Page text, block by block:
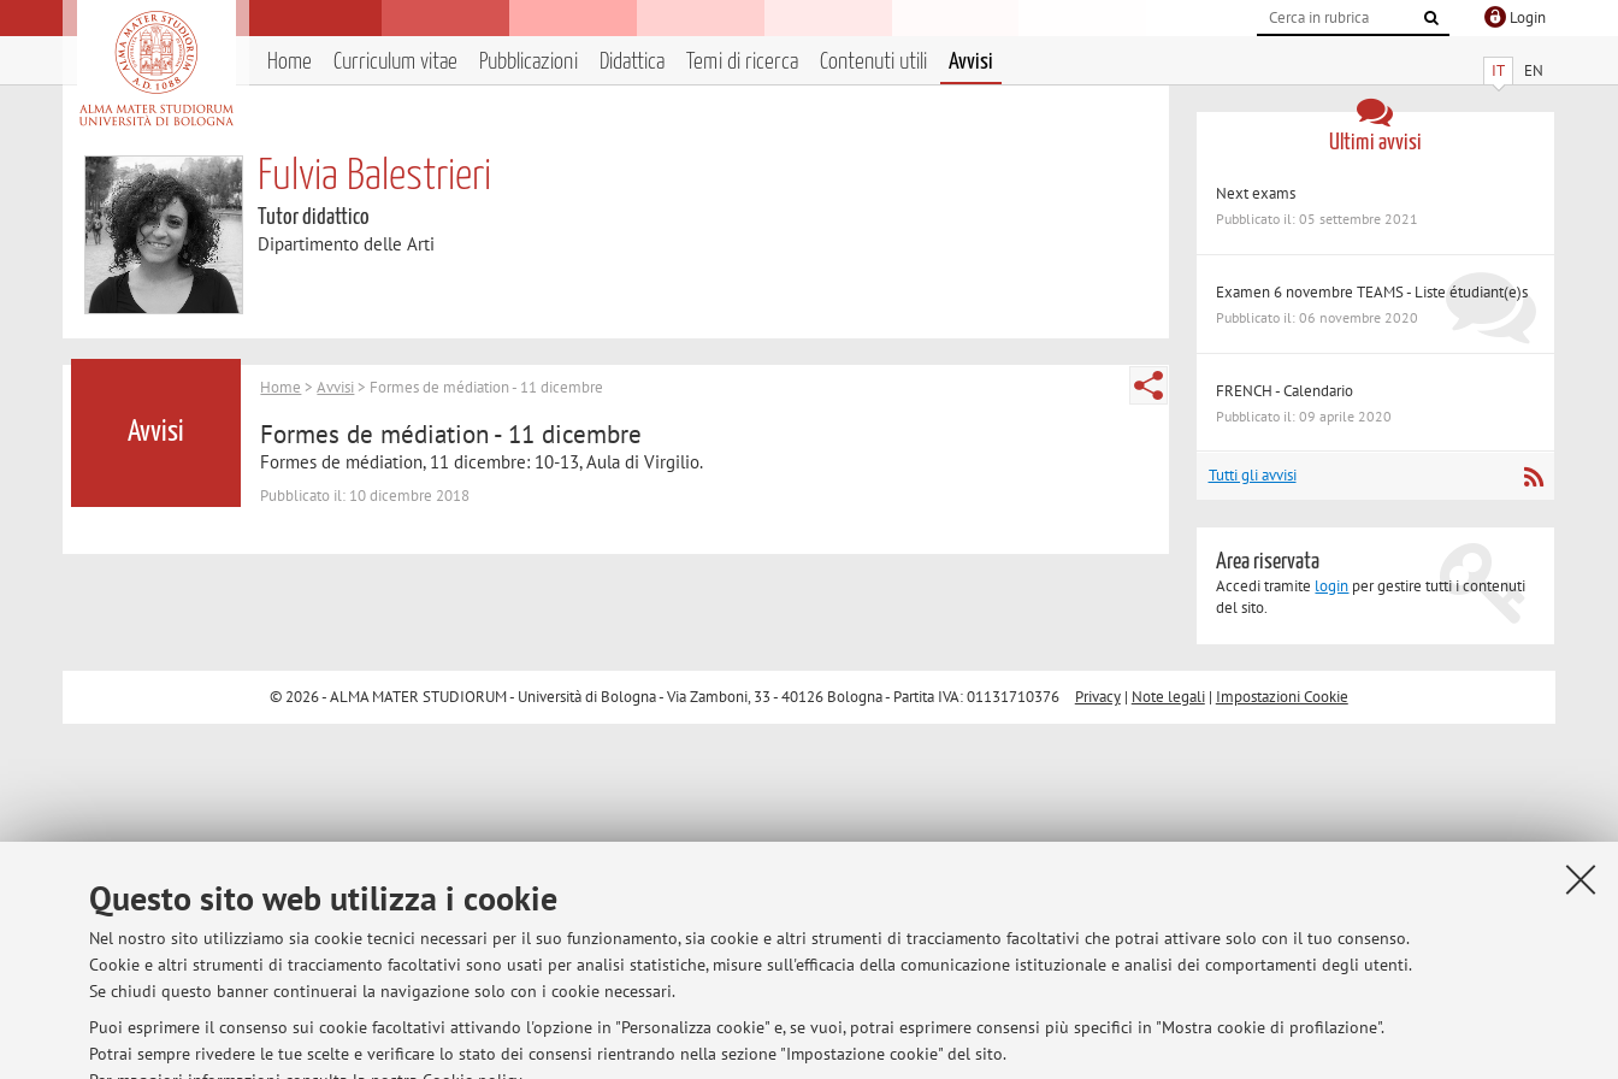
Questo sito web utilizza i cookie
Nel nostro sito utilizziamo sia cookie tecnici necessari per il suo funzionamento, sia cookie e altri strumenti di tracciamento facoltativi che potrai attivare solo con il tuo consenso.
Cookie e altri strumenti di tracciamento facoltativi sono usati per analisi statistiche, misure sull'efficacia della comunicazione istituzionale e analisi dei comportamenti degli utenti.
Se chiudi questo banner continuerai la navigazione solo con i cookie necessari.
Puoi esprimere il consenso sui cookie facoltativi attivando l'opzione in "Personalizza cookie" e, se vuoi, potrai esprimere consensi più specifici in "Mostra cookie di profilazione".
Potrai sempre rivedere le tue scelte e verificare lo stato dei consensi rientrando nella sezione "Impostazione cookie" del sito.
Login
IT EN
Home Curriculum vitae Pubblicazioni Didattica Temi di ricerca Contenuti utili Avvisi
Fulvia Balestrieri
Tutor didattico
Dipartimento delle Arti
Avvisi
Home >Avvisi > Formes de médiation - 11 dicembre
Formes de médiation - 11 dicembre
Formes de médiation, 11 dicembre: 10-13, Aula di Virgilio.
Pubblicato il: 10 dicembre 2018
Ultimi avvisi
Next exams
Pubblicato il: 05 settembre 2021
Examen 6 novembre TEAMS - Liste étudiant(e)s
Pubblicato il: 06 novembre 2020
FRENCH - Calendario
Pubblicato il: 09 aprile 2020
Tutti gli avvisi
Area riservata
Accedi tramite login per gestire tutti i contenuti
del sito.
© 2026 - ALMA MATER STUDIORUM - Università di Bologna - Via Zamboni, 33 - 40126 Bologna - Partita IVA: 01131710376 Privacy| Note legali| Impostazioni Cookie